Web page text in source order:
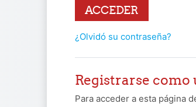
ACCEDER
¿Olvidó su contraseña?
Registrarse como
Para acceder a esta página